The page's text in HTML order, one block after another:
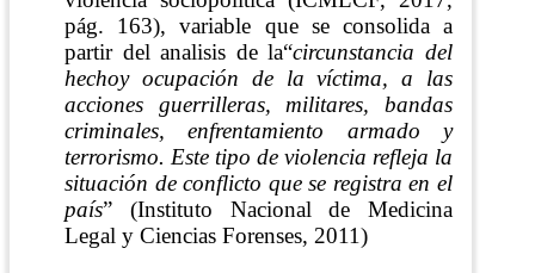
pág. 163), variable que se consolida a
partir del analisis de la“circunstancia del
hechoy ocupación de la víctima, a las
acciones guerrilleras, militares, bandas
criminales, enfrentamiento armado y
terrorismo. Este tipo de violencia refleja la
situación de conflicto que se registra en el
país”
(Instituto Nacional de Medicina
Legal y Ciencias Forenses, 2011)